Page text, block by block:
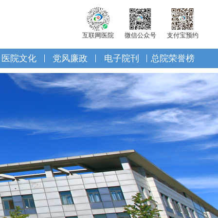
互联网医院 微信公众号 支付宝预约
医院文化 党风廉政 电子院刊 总院荣誉榜